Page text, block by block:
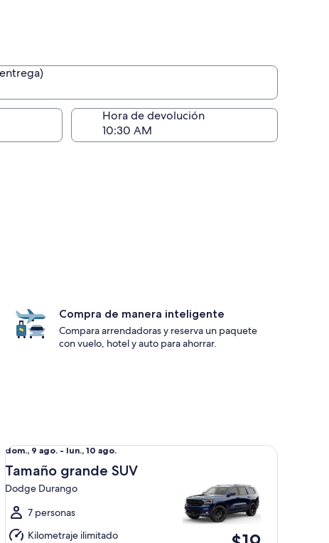
Hora de devolución
Compra de manera inteligente
Compara arrendadoras y reserva un paquete
con vuelo, hotel y auto para ahorrar.
Del
dom.,
9
ago.
al
lun.,
dom., 9 ago. - lun., 10 ago.
Tamaño grande SUV
Dodge Durango
7 personas
Kilometraje ilimitado
Tamaño grande SUV Dodge Durango